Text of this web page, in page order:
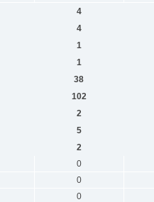
4
4
1
1
38
102
2
5
2
0
0
0